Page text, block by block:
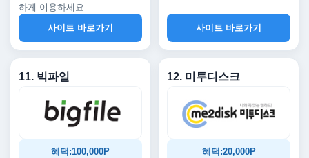
하게 이용하세요.
사이트 바로가기
사이트 바로가기
11. 빅파일
혜택:100,000P
12. 미투디스크
혜택:20,000P